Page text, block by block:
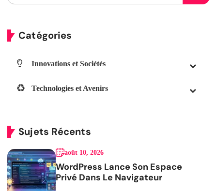
Catégories
Innovations et Sociétés
Technologies et Avenirs
Sujets Récents
août 10, 2026
WordPress Lance Son Espace
Privé Dans Le Navigateur